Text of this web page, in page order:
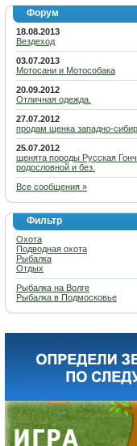
Форум
18.08.2013
Вездеход
03.07.2013
Мотосани и Мотособака
20.09.2012
Отличная одежда.
27.07.2012
продам щенка западно-
25.07.2012
щенята породы Русская
родословной и без.
Все сообщения »
Фильтр
Охота
Подводная охота
Рыбалка
Отдых
Рыбалка на Волге
Рыбалка в Подмосковье